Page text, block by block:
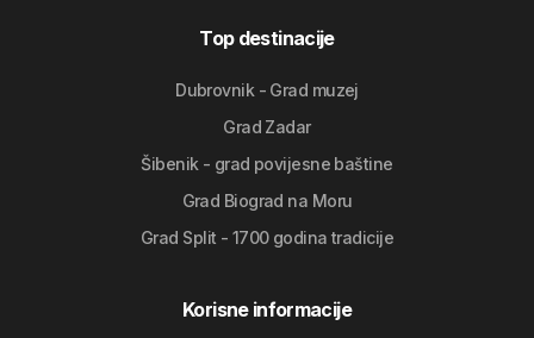
Top destinacije
Dubrovnik - Grad muzej
Grad Zadar
Šibenik - grad povijesne baštine
Grad Biograd na Moru
Grad Split - 1700 godina tradicije
Korisne informacije